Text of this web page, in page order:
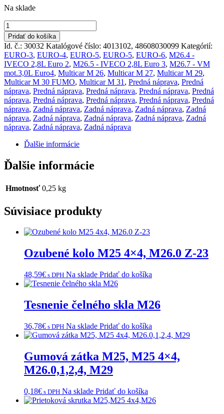
Na sklade
množstvo
Matica
čapu/bubna
M26.4,5,7
M27,M30
FUMO
E3,4,5,
M29,
M31
Pridať do košíka
Id. č.: 30032 Katalógové číslo: 4013102, 48608030099 Kategórií:
EURO-3, EURO-4, EURO-5, EURO-5, EURO-6, M26.4 -
IVECO 2,8L Euro 2, M26.5 - IVECO 2,8L Euro 3, M26.7 - VM
mot.3,0L Euro4, Multicar M 26, Multicar M 27, Multicar M 29,
Multicar M 30 FUMO, Multicar M 31 , Predná náprava, Predná
náprava, Predná náprava, Predná náprava, Predná náprava, Predná
náprava, Predná náprava, Predná náprava, Predná náprava, Predná
náprava, Zadná náprava, Zadná náprava, Zadná náprava, Zadná
náprava, Zadná náprava, Zadná náprava, Zadná náprava, Zadná
náprava, Zadná náprava, Zadná náprava
Ďalšie informácie
Ďalšie informácie
Hmotnosť 0,25 kg
Súvisiace produkty
Ozubené kolo M25 4×4, M26.0 Z-23
48,59€ s DPH Na sklade Pridať do košíka
Tesnenie čelného skla M26
36,78€ s DPH Na sklade Pridať do košíka
Gumová zátka M25, M25 4×4,
M26.0,1,2,4, M29
0,18€ s DPH Na sklade Pridať do košíka